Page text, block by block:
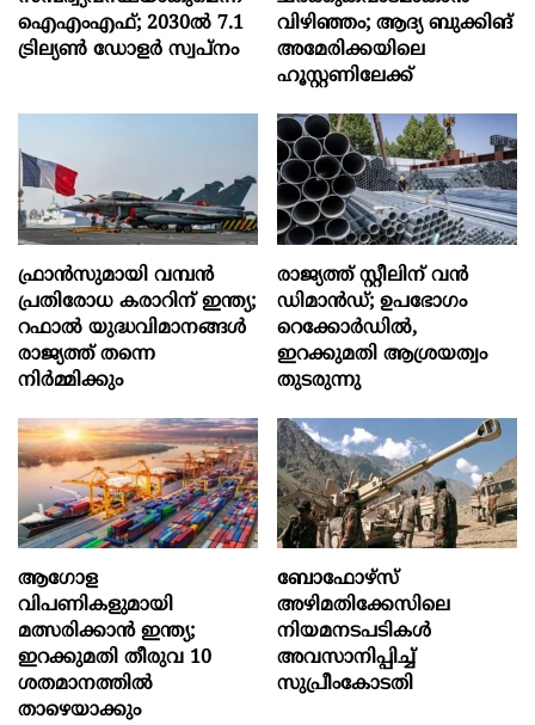
ഐഎംഎഫ്; 2030ല്‍ 7.1
ട്രില്യണ്‍ ഡോളര്‍ സ്വപ്നം
വിഴിഞ്ഞം; ആദ്യ ബുക്കിങ്
അമേരിക്കയിലെ
ഹൂസ്റ്റണിലേക്ക്
ഫ്രാൻസുമായി വമ്പന്‍
പ്രതിരോധ കരാറിന് ഇന്ത്യ;
റഫാല്‍ യുദ്ധവിമാനങ്ങള്‍
രാജ്യത്ത് തന്നെ
നിര്‍മ്മിക്കും
രാജ്യത്ത് സ്റ്റീലിന് വൻ
ഡിമാൻഡ്; ഉപഭോഗം
റെക്കോർഡിൽ,
ഇറക്കുമതി ആശ്രയത്വം
തുടരുന്നു
ആഗോള
വിപണികളുമായി
മത്സരിക്കാൻ ഇന്ത്യ;
ഇറക്കുമതി തീരുവ 10
ശതമാനത്തിൽ
താഴെയാക്കും
ബോഫോഴ്‌സ്
അഴിമതിക്കേസിലെ
നിയമനടപടികൾ
അവസാനിപ്പിച്ച്
സുപ്രീംകോടതി